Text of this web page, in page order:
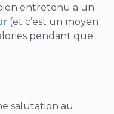
entretenu a un
(et c’est un moyen
pendant que
salutation au